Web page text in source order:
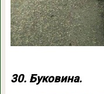
30. Буковина.